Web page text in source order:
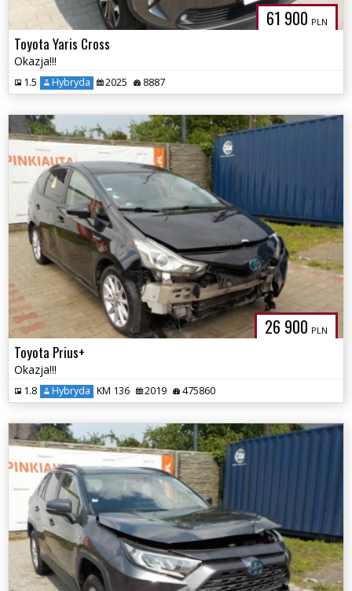
61 900 PLN
Toyota Yaris Cross
Okazja!!!
1.5 Hybryda 2025 8887
26 900 PLN
Toyota Prius+
Okazja!!!
1.8 Hybryda KM 136 2019 475860